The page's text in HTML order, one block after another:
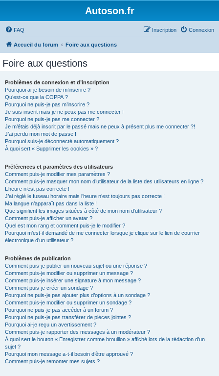
Autoson.fr
FAQ Connexion
Inscription
Accueil du forum Foire aux questions
Foire aux questions
Problèmes de connexion et d’inscription
Pourquoi ai-je besoin de m’inscrire ?
Qu’est-ce que la COPPA ?
Pourquoi ne puis-je pas m’inscrire ?
Je suis inscrit mais je ne peux pas me connecter !
Pourquoi ne puis-je pas me connecter ?
Je m’étais déjà inscrit par le passé mais ne peux à présent plus me connecter ?!
J’ai perdu mon mot de passe !
Pourquoi suis-je déconnecté automatiquement ?
À quoi sert « Supprimer les cookies » ?
Préférences et paramètres des utilisateurs
Comment puis-je modifier mes paramètres ?
Comment puis-je masquer mon nom d’utilisateur de la liste des utilisateurs en ligne ?
L’heure n’est pas correcte !
J’ai réglé le fuseau horaire mais l’heure n’est toujours pas correcte !
Ma langue n’apparaît pas dans la liste !
Que signifient les images situées à côté de mon nom d’utilisateur ?
Comment puis-je afficher un avatar ?
Quel est mon rang et comment puis-je le modifier ?
Pourquoi m’est-il demandé de me connecter lorsque je clique sur le lien de courrier
électronique d’un utilisateur ?
Problèmes de publication
Comment puis-je publier un nouveau sujet ou une réponse ?
Comment puis-je modifier ou supprimer un message ?
Comment puis-je insérer une signature à mon message ?
Comment puis-je créer un sondage ?
Pourquoi ne puis-je pas ajouter plus d’options à un sondage ?
Comment puis-je modifier ou supprimer un sondage ?
Pourquoi ne puis-je pas accéder à un forum ?
Pourquoi ne puis-je pas transférer de pièces jointes ?
Pourquoi ai-je reçu un avertissement ?
Comment puis-je rapporter des messages à un modérateur ?
À quoi sert le bouton « Enregistrer comme brouillon » affiché lors de la rédaction d’un
sujet ?
Pourquoi mon message a-t-il besoin d’être approuvé ?
Comment puis-je remonter mes sujets ?